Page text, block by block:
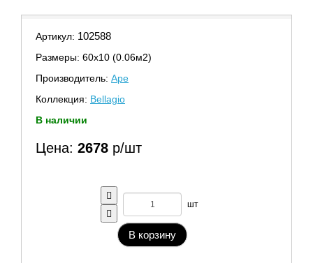
Артикул: 102588
Размеры: 60х10 (0.06м2)
Производитель: Ape
Коллекция: Bellagio
В наличии
Цена: 2678 р/шт
шт
В корзину